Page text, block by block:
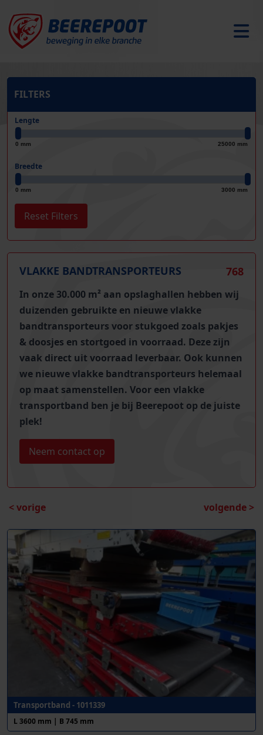
FILTERS
Lengte
0 mm 25000 mm
Breedte
0 mm 3000 mm
768
VLAKKE BANDTRANSPORTEURS
In onze 30.000 m² aan opslaghallen hebben wij
duizenden gebruikte en nieuwe vlakke
bandtransporteurs voor stukgoed zoals pakjes
& doosjes en stortgoed in voorraad. Deze zijn
vaak direct uit voorraad leverbaar. Ook kunnen
we nieuwe vlakke bandtransporteurs helemaal
op maat samenstellen. Voor een vlakke
transportband ben je bij Beerepoot op de juiste
plek!
Neem contact op
< vorige volgende >
Transportband - 1011339
L 3600 mm | B 745 mm